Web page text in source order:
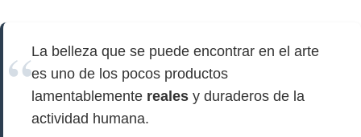
La belleza que se puede encontrar en el arte
es uno de los pocos productos
lamentablemente reales y duraderos de la
actividad humana.